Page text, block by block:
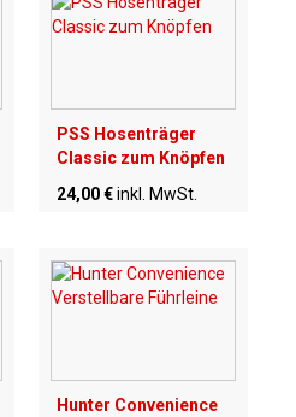
PSS Hosenträger
Classic zum Knöpfen
24,00 €inkl. MwSt.
Hunter Convenience